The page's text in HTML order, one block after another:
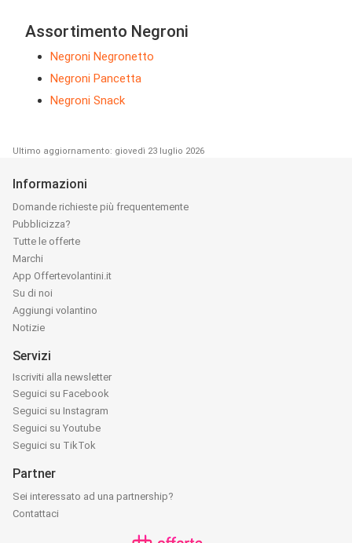
Assortimento Negroni
Negroni Negronetto
Negroni Pancetta
Negroni Snack
Ultimo aggiornamento: giovedì 23 luglio 2026
Informazioni
Domande richieste più frequentemente
Pubblicizza?
Tutte le offerte
Marchi
App Offertevolantini.it
Su di noi
Aggiungi volantino
Notizie
Servizi
Iscriviti alla newsletter
Seguici su Facebook
Seguici su Instagram
Seguici su Youtube
Seguici su TikTok
Partner
Sei interessato ad una partnership?
Contattaci